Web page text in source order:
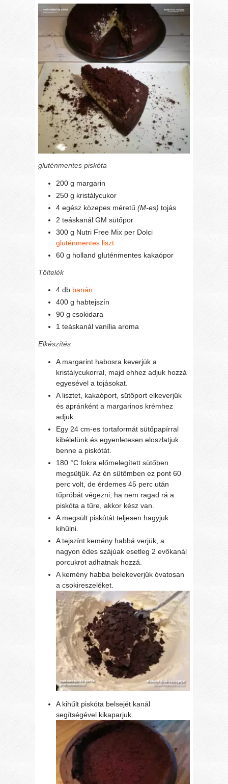
gluténmentes piskóta
200 g margarin
250 g kristálycukor
4 egész közepes méretű(M-es) tojás
2 teáskanál GM sütőpor
300 g Nutri Free Mix per Dolci
gluténmentes liszt
60 g holland gluténmentes kakaópor
Töltelék
4 db banán
400 g habtejszín
90 g csokidara
1 teáskanál vanília aroma
Elkészítés
A margarint habosra keverjük a
kristálycukorral, majd ehhez adjuk hozzá
egyesével a tojásokat.
A lisztet, kakaóport, sütőport elkeverjük
és apránként a margarinos krémhez
adjuk.
Egy 24 cm-es tortaformát sütőpapírral
kibélelünk és egyenletesen eloszlatjuk
benne a piskótát.
180 °C fokra előmelegített sütőben
megsütjük. Az én sütőmben ez pont 60
perc volt, de érdemes 45 perc után
tűpróbát végezni, ha nem ragad rá a
piskóta a tűre, akkor kész van.
A megsült piskótát teljesen hagyjuk
kihűlni.
A tejszínt kemény habbá verjük, a
nagyon édes szájúak esetleg 2 evőkanál
porcukrot adhatnak hozzá.
A kemény habba belekeverjük óvatosan
a csokireszeléket.
A kihűlt piskóta belsejét kanál
segítségével kikaparjuk.